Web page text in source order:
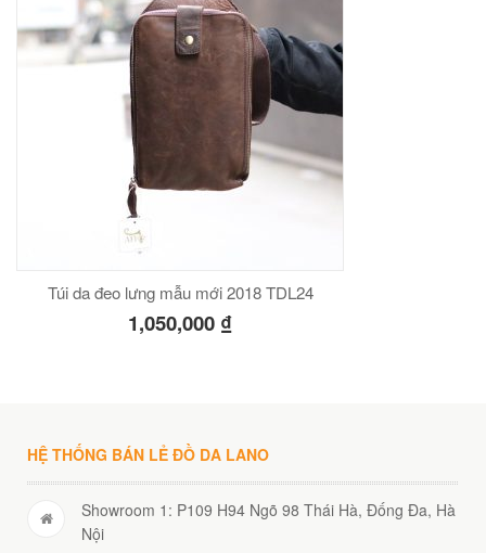
Túi da đeo lưng mẫu mới 2018 TDL24
1,050,000 ₫
HỆ THỐNG BÁN LẺ ĐỒ DA LANO
Showroom 1: P109 H94 Ngõ 98 Thái Hà, Đống Đa, Hà
Nội